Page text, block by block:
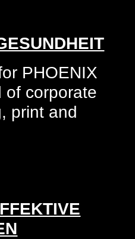
PHOENIX
of corporate
print and